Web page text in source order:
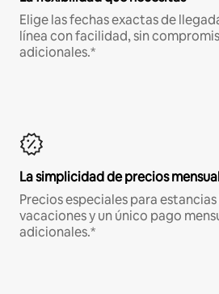
Elige las fechas exactas de
línea con facilidad, sin
adicionales.*
La simplicidad de precios
Precios especiales para
vacaciones y un único pago
adicionales.*